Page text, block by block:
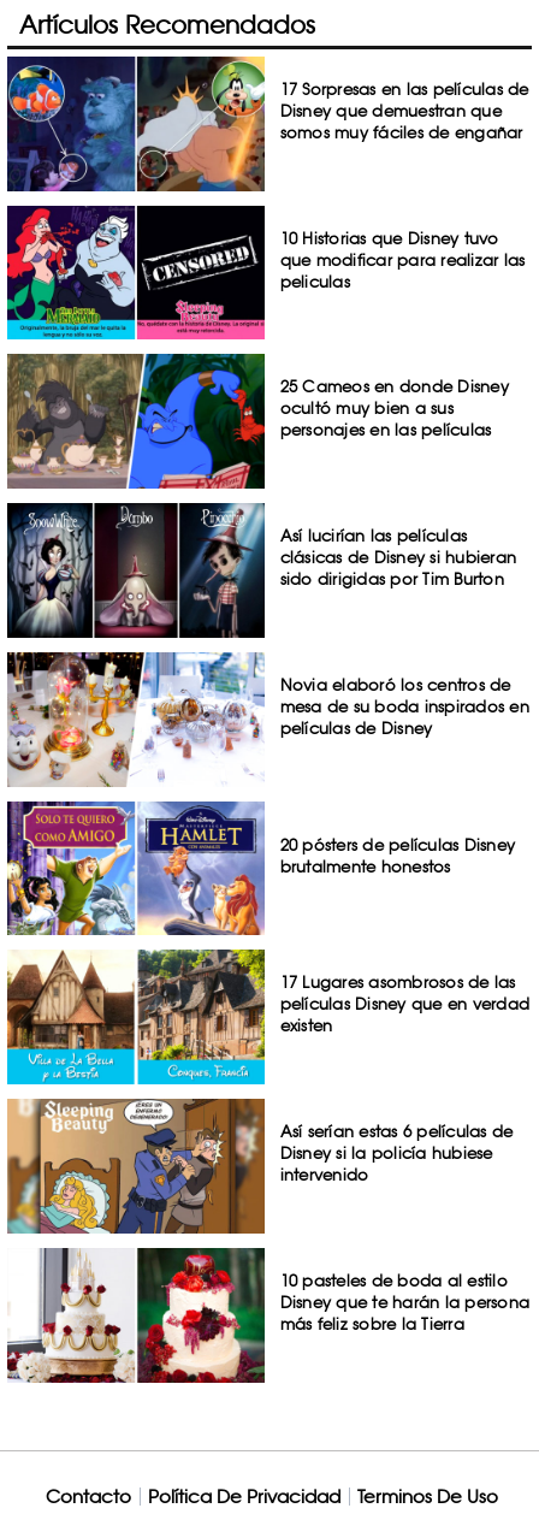
Artículos Recomendados
17 Sorpresas en las películas de
Disney que demuestran que
somos muy fáciles de engañar
10 Historias que Disney tuvo
que modificar para realizar las
peliculas
25 Cameos en donde Disney
ocultó muy bien a sus
personajes en las películas
Así lucirían las películas
clásicas de Disney si hubieran
sido dirigidas por Tim Burton
Novia elaboró los centros de
mesa de su boda inspirados en
películas de Disney
20 pósters de películas Disney
brutalmente honestos
17 Lugares asombrosos de las
películas Disney que en verdad
existen
Así serían estas 6 películas de
Disney si la policía hubiese
intervenido
10 pasteles de boda al estilo
Disney que te harán la persona
más feliz sobre la Tierra
Contacto Política De Privacidad Terminos De Uso